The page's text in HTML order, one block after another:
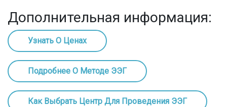
Дополнительная информация:
Узнать О Ценах
Подробнее О Методе ЭЭГ
Как Выбрать Центр Для Проведения ЭЭГ